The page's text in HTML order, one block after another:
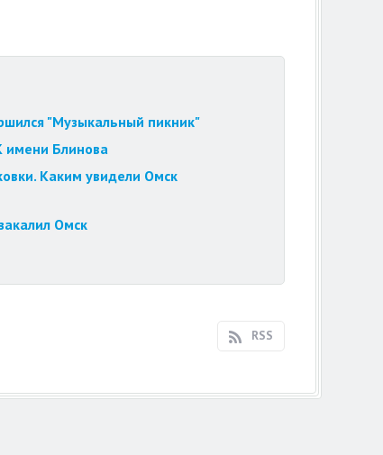
"Музыкальный пикник"
имени Блинова
Каким увидели Омск
Омск
RSS